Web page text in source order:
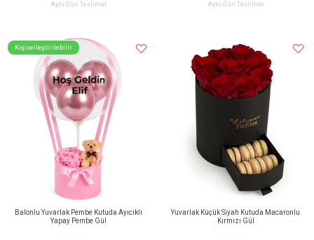
Aynı Gün Teslimat
Aynı Gün Teslimat
Kişiselleştirilebilir
Balonlu Yuvarlak Pembe Kutuda Ayıcıklı
Yapay Pembe Gül
Yuvarlak Küçük Siyah Kutuda Macaronlu
Kırmızı Gül